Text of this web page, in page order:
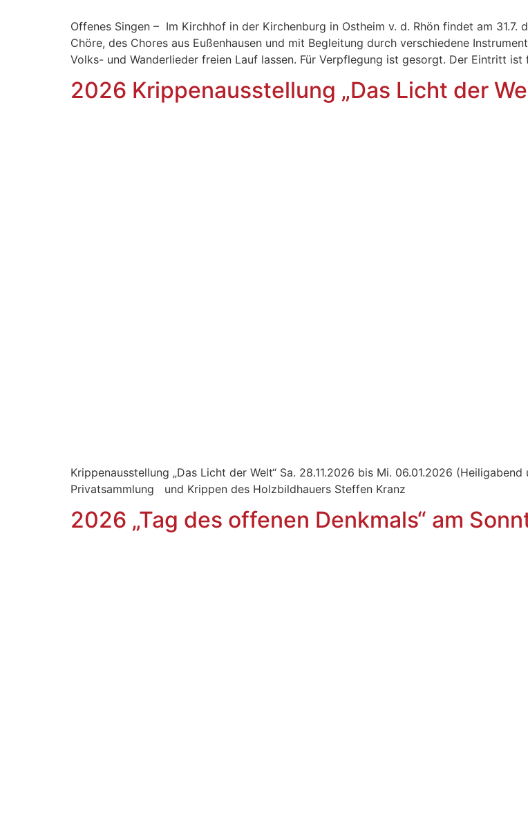
Offenes Singen – Im Kirchhof in der Kirchenburg in Ostheim v. d. Rhön findet am
Chöre, des Chores aus Eußenhausen und mit Begleitung durch verschiedene
Volks- und Wanderlieder freien Lauf lassen. Für Verpflegung ist gesorgt. Der Eintritt
2026 Krippenausstellung „Das Licht der
Krippenausstellung „Das Licht der Welt“ Sa. 28.11.2026 bis Mi. 06.01.2026
Privatsammlung und Krippen des Holzbildhauers Steffen Kranz
2026 „Tag des offenen Denkmals“ am